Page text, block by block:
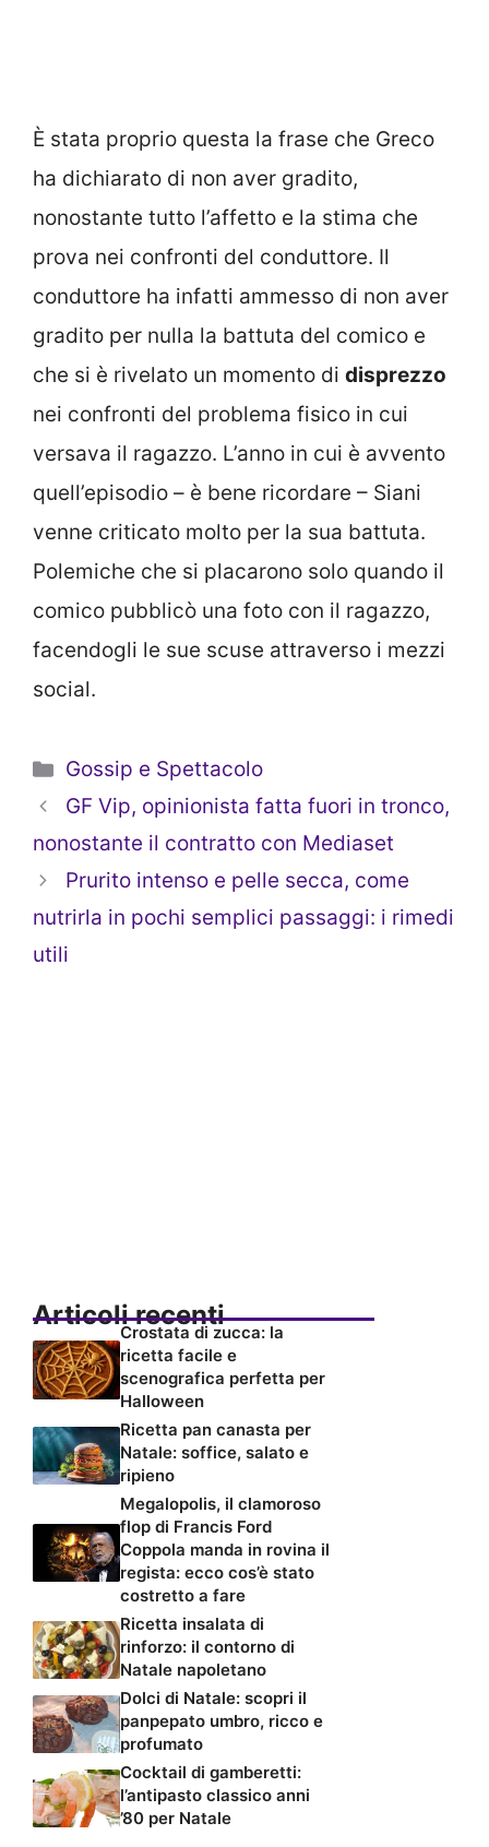
È stata proprio questa la frase che Greco
ha dichiarato di non aver gradito,
nonostante tutto l’affetto e la stima che
prova nei confronti del conduttore. Il
conduttore ha infatti ammesso di non aver
gradito per nulla la battuta del comico e
che si è rivelato un momento di disprezzo
nei confronti del problema fisico in cui
versava il ragazzo. L’anno in cui è avvento
quell’episodio – è bene ricordare – Siani
venne criticato molto per la sua battuta.
Polemiche che si placarono solo quando il
comico pubblicò una foto con il ragazzo,
facendogli le sue scuse attraverso i mezzi
social.
Categorie
Gossip e Spettacolo
GF Vip, opinionista fatta fuori in tronco,
nonostante il contratto con Mediaset
Prurito intenso e pelle secca, come
nutrirla in pochi semplici passaggi: i rimedi
utili
Articoli recenti
Crostata di zucca: la
ricetta facile e
scenografica perfetta per
Halloween
Ricetta pan canasta per
Natale: soffice, salato e
ripieno
Megalopolis, il clamoroso
flop di Francis Ford
Coppola manda in rovina il
regista: ecco cos’è stato
costretto a fare
Ricetta insalata di
rinforzo: il contorno di
Natale napoletano
Dolci di Natale: scopri il
panpepato umbro, ricco e
profumato
Cocktail di gamberetti:
l’antipasto classico anni
’80 per Natale